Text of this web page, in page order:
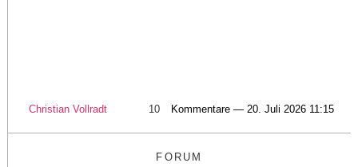
Christian Vollradt 10 Kommentare — 20. Juli 2026 11:15
FORUM